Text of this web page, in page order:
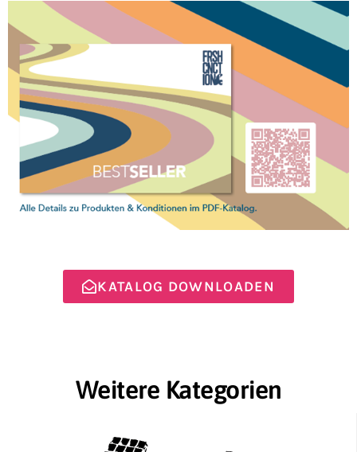
KATALOG DOWNLOADEN
Weitere Kategorien